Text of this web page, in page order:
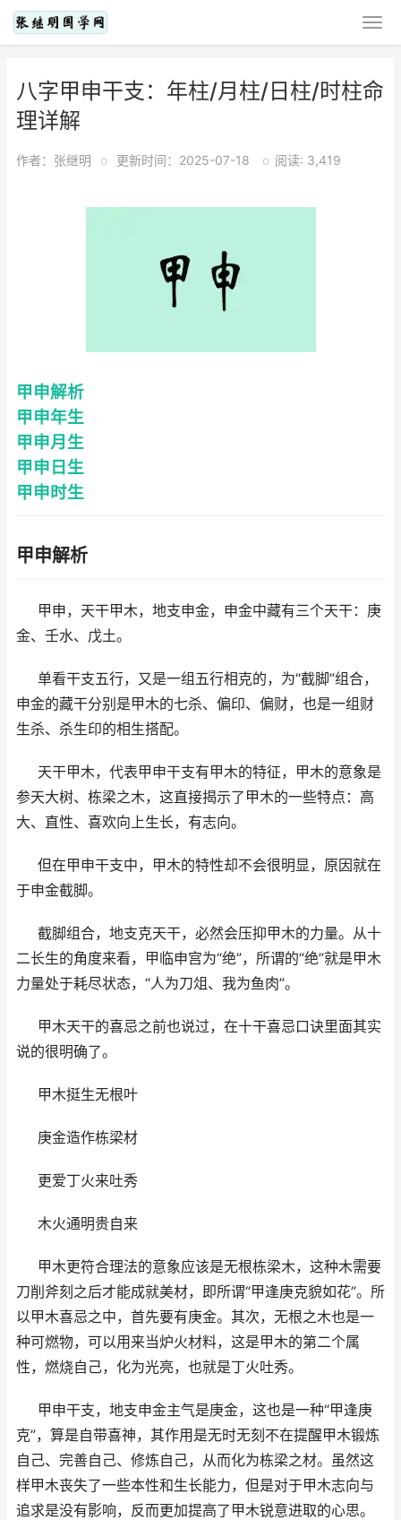
八字甲申干支：年柱/月柱/日柱/时柱命
理详解
作者：张继明 o 更新时间：2025-07-18 o 阅读: 3,419
甲申解析
甲申年生
甲申月生
甲申日生
甲申时生
甲申解析
甲申，天干甲木，地支申金，申金中藏有三个天干：庚
金、壬水、戊土。
单看干支五行，又是一组五行相克的，为“截脚”组合，
申金的藏干分别是甲木的七杀、偏印、偏财，也是一组财
生杀、杀生印的相生搭配。
天干甲木，代表甲申干支有甲木的特征，甲木的意象是
参天大树、栋梁之木，这直接揭示了甲木的一些特点：高
大、直性、喜欢向上生长，有志向。
但在甲申干支中，甲木的特性却不会很明显，原因就在
于申金截脚。
截脚组合，地支克天干，必然会压抑甲木的力量。从十
二长生的角度来看，甲临申宫为“绝”，所谓的“绝”就是甲木
力量处于耗尽状态，“人为刀俎、我为鱼肉”。
甲木天干的喜忌之前也说过，在十干喜忌口诀里面其实
说的很明确了。
甲木挺生无根叶
庚金造作栋梁材
更爱丁火来吐秀
木火通明贵自来
甲木更符合理法的意象应该是无根栋梁木，这种木需要
刀削斧刻之后才能成就美材，即所谓“甲逢庚克貌如花”。所
以甲木喜忌之中，首先要有庚金。其次，无根之木也是一
种可燃物，可以用来当炉火材料，这是甲木的第二个属
性，燃烧自己，化为光亮，也就是丁火吐秀。
甲申干支，地支申金主气是庚金，这也是一种“甲逢庚
克”，算是自带喜神，其作用是无时无刻不在提醒甲木锻炼
自己、完善自己、修炼自己，从而化为栋梁之材。虽然这
样甲木丧失了一些本性和生长能力，但是对于甲木志向与
追求是没有影响，反而更加提高了甲木锐意进取的心思。